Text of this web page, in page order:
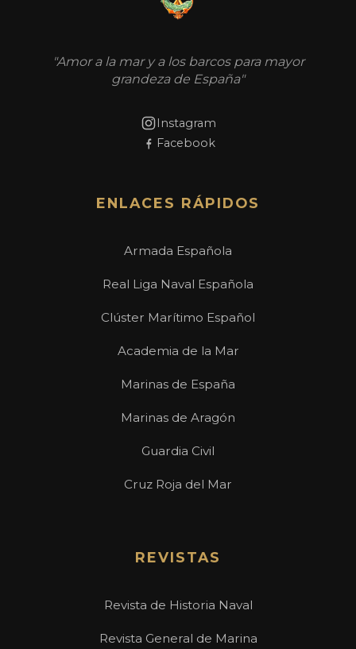
"Amor a la mar y a los barcos para mayor
grandeza de España"
Instagram
Facebook
ENLACES RÁPIDOS
Armada Española
Real Liga Naval Española
Clúster Marítimo Español
Academia de la Mar
Marinas de España
Marinas de Aragón
Guardia Civil
Cruz Roja del Mar
REVISTAS
Revista de Historia Naval
Revista General de Marina